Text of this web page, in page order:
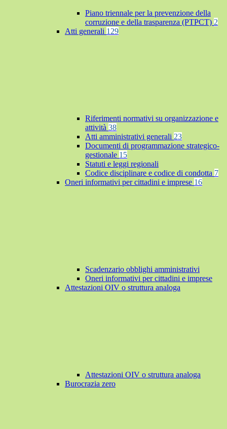
Piano triennale per la prevenzione della
corruzione e della trasparenza (PTPCT) 2
Atti generali 129
Riferimenti normativi su organizzazione e
attività 38
Atti amministrativi generali 23
Documenti di programmazione strategico-
gestionale 15
Statuti e leggi regionali
Codice disciplinare e codice di condotta 7
Oneri informativi per cittadini e imprese 16
Scadenzario obblighi amministrativi
Oneri informativi per cittadini e imprese
Attestazioni OIV o struttura analoga
Attestazioni OIV o struttura analoga
Burocrazia zero